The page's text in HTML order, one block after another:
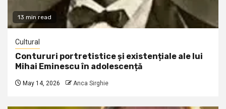
13 min read
Cultural
Contururi portretistice și existențiale ale lui
Mihai Eminescu în adolescență
May 14, 2026 Anca Sirghie